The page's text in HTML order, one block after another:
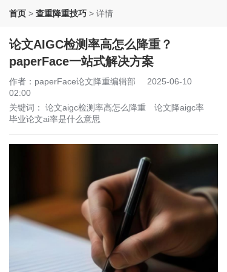
首页 > 查重降重技巧 > 详情
论文AIGC检测率高怎么降重？
paperFace一站式解决方案
作者：paperFace论文降重编辑部
2025-06-10
02:00
关键词： 论文aigc检测率高怎么降重
论文降aigc率
毕业论文ai率是什么意思